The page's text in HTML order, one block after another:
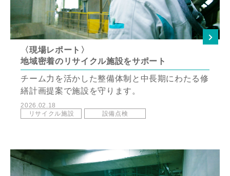
〈現場レポート〉
地域密着のリサイクル施設をサポート
チーム力を活かした整備体制と中長期にわたる修
繕計画提案で施設を守ります。
2026.02.18
リサイクル施設
設備点検